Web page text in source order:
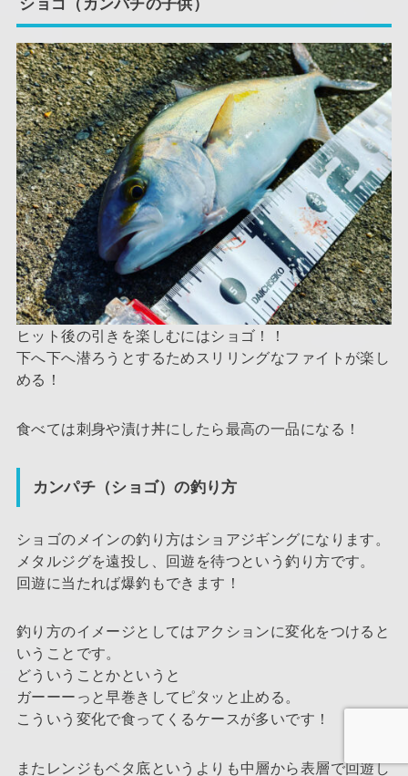
ショゴ（カンパチの子供）
ヒット後の引きを楽しむにはショゴ！！
下へ下へ潜ろうとするためスリリングなファイトが楽し
める！
食べては刺身や漬け丼にしたら最高の一品になる！
カンパチ（ショゴ）の釣り方
ショゴのメインの釣り方はショアジギングになります。
メタルジグを遠投し、回遊を待つという釣り方です。
回遊に当たれば爆釣もできます！
釣り方のイメージとしてはアクションに変化をつけると
いうことです。
どういうことかというと
ガーーーっと早巻きしてピタッと止める。
こういう変化で食ってくるケースが多いです！
またレンジもベタ底というよりも中層から表層で回遊し